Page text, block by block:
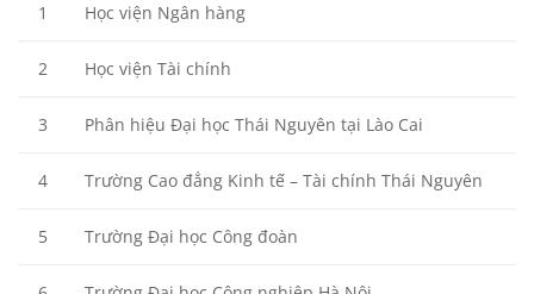
1 Học viện Ngân hàng
2 Học viện Tài chính
3 Phân hiệu Đại học Thái Nguyên tại Lào Cai
4 Trường Cao đẳng Kinh tế – Tài chính Thái Nguyên
5 Trường Đại học Công đoàn